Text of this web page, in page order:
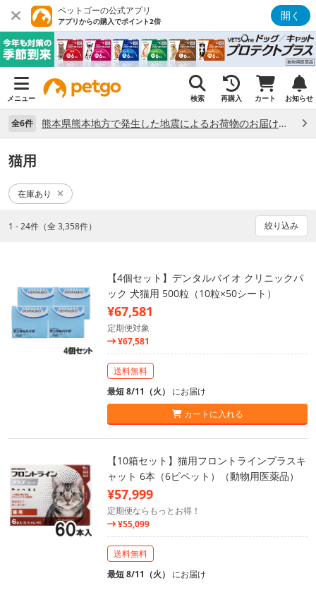
ペットゴーの公式アプリ
アプリからの購入でポイント2倍 開く
メニュー 検索 再購入 カート お知らせ
全6件 熊本県熊本地方で発生した地震によるお荷物のお届け状況について （7/28）
猫用
在庫あり
1 - 24件（全 3,358件） 絞り込み
【4個セット】デンタルバイオ クリニックパ
ック 犬猫用 500粒（10粒×50シート）
¥67,581
定期便対象
¥67,581
送料無料
最短 8/11（火） にお届け
カートに入れる
【10箱セット】猫用フロントラインプラスキ
ャット 6本（6ピペット）（動物用医薬品）
¥57,999
定期便ならもっとお得！
¥55,099
送料無料
最短 8/11（火） にお届け